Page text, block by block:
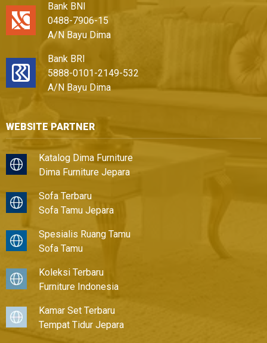
Bank BNI
0488-7906-15
A/N Bayu Dima
Bank BRI
5888-0101-2149-532
A/N Bayu Dima
WEBSITE PARTNER
Katalog Dima Furniture
Dima Furniture Jepara
Sofa Terbaru
Sofa Tamu Jepara
Spesialis Ruang Tamu
Sofa Tamu
Koleksi Terbaru
Furniture Indonesia
Kamar Set Terbaru
Tempat Tidur Jepara